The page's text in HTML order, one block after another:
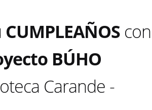
CUMPLEAÑOScon
BÚHO
Carande -